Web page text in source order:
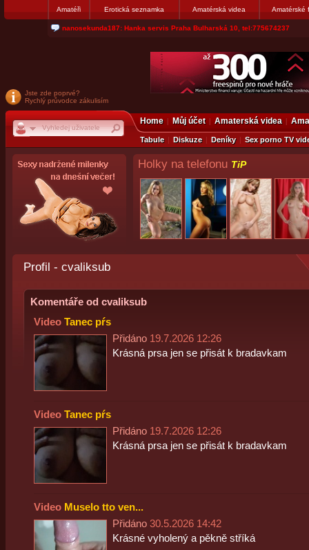
Amatéři Erotická seznamka Amatérská videa Amatérské
jjoseff: Najde se par, ktery nekdy přemýšlel o divákovi. Napiste
Jste zde poprvé?
Rychlý průvodce zákulisím
Home Můj účet Amaterská videa
Tabule Diskuze Deníky Sex porno TV
Holky na telefonu TiP
Profil - cvaliksub
Komentáře od cvaliksub
Video Tanec pŕs
Přidáno 19.7.2026 12:26
Krásná prsa jen se přisát k bradavkam
Video Tanec pŕs
Přidáno 19.7.2026 12:26
Krásná prsa jen se přisát k bradavkam
Video Muselo tto ven...
Přidáno 30.5.2026 14:42
Krásné vyholený a pěkně stříká